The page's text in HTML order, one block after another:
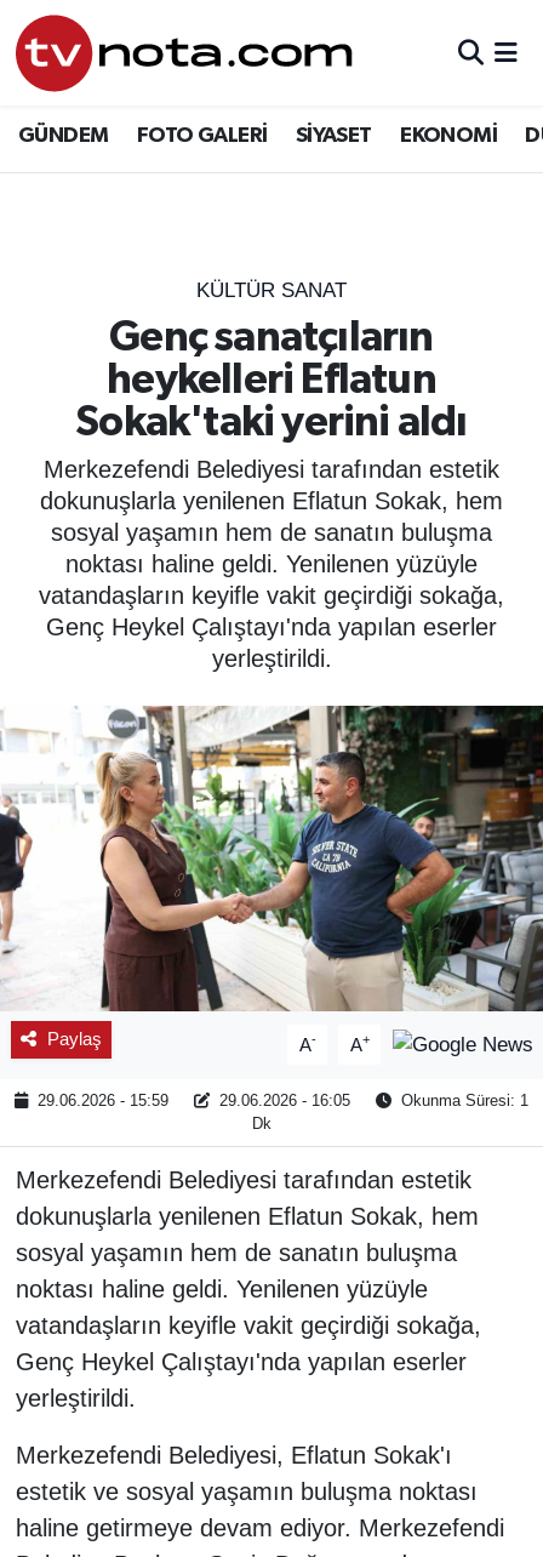
GÜNDEM FOTO GALERİ SİYASET EKONOMİ
KÜLTÜR SANAT
Genç sanatçıların
heykelleri Eflatun
Sokak'taki yerini aldı
Merkezefendi Belediyesi tarafından estetik
dokunuşlarla yenilenen Eflatun Sokak, hem
sosyal yaşamın hem de sanatın buluşma
noktası haline geldi. Yenilenen yüzüyle
vatandaşların keyifle vakit geçirdiği sokağa,
Genç Heykel Çalıştayı'nda yapılan eserler
yerleştirildi.
Paylaş A- A+
29.06.2026 - 15:59 29.06.2026 - 16:05
Okunma Süresi: 1
Dk
Merkezefendi Belediyesi tarafından estetik
dokunuşlarla yenilenen Eflatun Sokak, hem
sosyal yaşamın hem de sanatın buluşma
noktası haline geldi. Yenilenen yüzüyle
vatandaşların keyifle vakit geçirdiği sokağa,
Genç Heykel Çalıştayı'nda yapılan eserler
yerleştirildi.
Merkezefendi Belediyesi, Eflatun Sokak'ı
estetik ve sosyal yaşamın buluşma noktası
haline getirmeye devam ediyor. Merkezefendi
GÜNDEM
YURT
EĞİTİM
ÖZEL HABER
SAĞLIK
SPOR
ÇEVRE
YAŞAM
BİLİM - TEKNOLOJİ
KADIN
KÜLTÜR SANAT
MAGAZİN
Hava Durumu
Tüm Manşetler
Son Dakika Haberleri
Haber Arşivi